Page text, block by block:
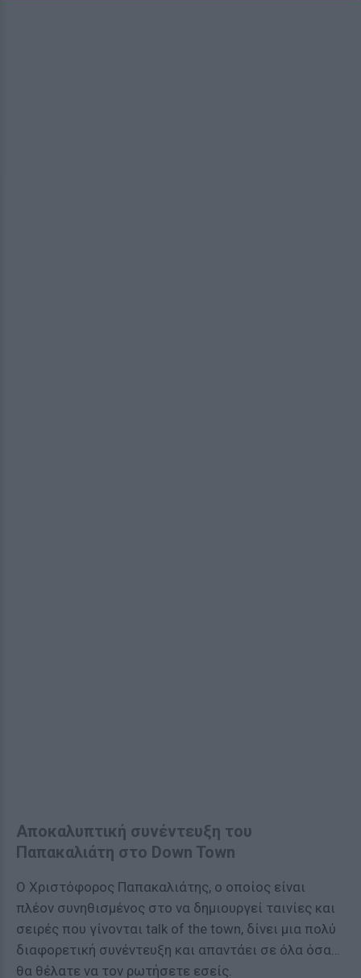
Αποκαλυπτική συνέντευξη του
Παπακαλιάτη στο Down Town
Ο Χριστόφορος Παπακαλιάτης, ο οποίος είναι
πλέον συνηθισμένος στο να δημιουργεί ταινίες και
σειρές που γίνονται talk of the town, δίνει μια πολύ
διαφορετική συνέντευξη και απαντάει σε όλα όσα…
θα θέλατε να τον ρωτήσετε εσείς.